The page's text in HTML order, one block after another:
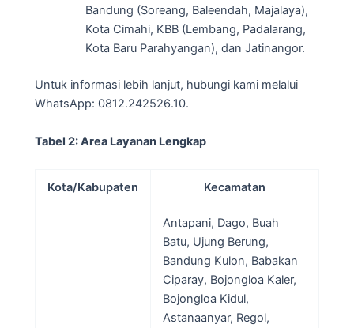
Bandung (Soreang, Baleendah, Majalaya),
Kota Cimahi, KBB (Lembang, Padalarang,
Kota Baru Parahyangan), dan Jatinangor.
Untuk informasi lebih lanjut, hubungi kami melalui
WhatsApp: 0812.242526.10.
Tabel 2: Area Layanan Lengkap
Kota/Kabupaten Kecamatan
Antapani, Dago, Buah
Batu, Ujung Berung,
Bandung Kulon, Babakan
Ciparay, Bojongloa Kaler,
Bojongloa Kidul,
Astanaanyar, Regol,